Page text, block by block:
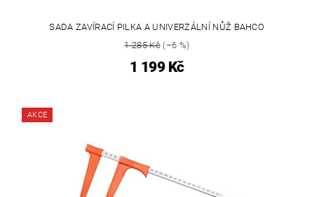
SADA ZAVÍRACÍ PILKA A UNIVERZÁLNÍ NŮŽ BAHCO
1 285 Kč(–6 %)
1 199 Kč
AKCE